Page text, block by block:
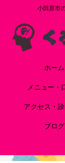
小田原市
ホーム
メニュー・
アクセス・
ブログ